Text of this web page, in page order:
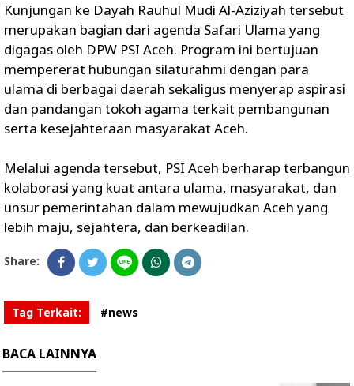
Kunjungan ke Dayah Rauhul Mudi Al-Aziziyah tersebut
merupakan bagian dari agenda Safari Ulama yang
digagas oleh DPW PSI Aceh. Program ini bertujuan
mempererat hubungan silaturahmi dengan para
ulama di berbagai daerah sekaligus menyerap aspirasi
dan pandangan tokoh agama terkait pembangunan
serta kesejahteraan masyarakat Aceh.
Melalui agenda tersebut, PSI Aceh berharap terbangun
kolaborasi yang kuat antara ulama, masyarakat, dan
unsur pemerintahan dalam mewujudkan Aceh yang
lebih maju, sejahtera, dan berkeadilan.
Share:
Tag Terkait: #news
BACA LAINNYA